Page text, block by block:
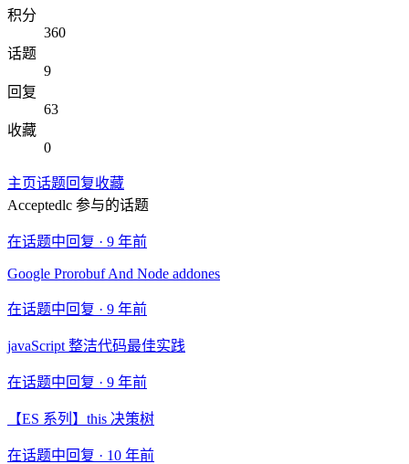
积分
360
话题
9
回复
63
收藏
0
主页话题回复收藏
Acceptedlc 参与的话题
在话题中回复 · 9 年前
Google Prorobuf And Node addones
在话题中回复 · 9 年前
javaScript 整洁代码最佳实践
在话题中回复 · 9 年前
【ES 系列】this 决策树
在话题中回复 · 10 年前